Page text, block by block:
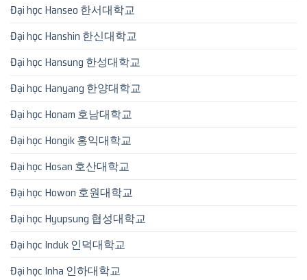
Đại học Hanseo 한서대학교
Đại học Hanshin 한신대학교
Đại học Hansung 한성대학교
Đại học Hanyang 한양대학교
Đại học Honam 호남대학교
Đại học Hongik 홍익대학교
Đại học Hosan 호산대학교
Đại học Howon 호원대학교
Đại học Hyupsung 협성대학교
Đại học Induk 인덕대학교
Đại học Inha 인하대학교